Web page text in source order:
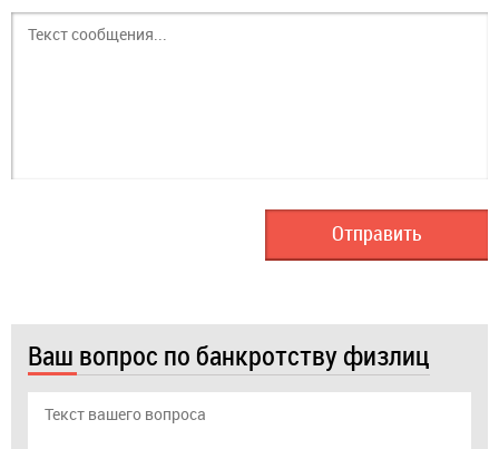
Ваш вопрос по банкротству физлиц